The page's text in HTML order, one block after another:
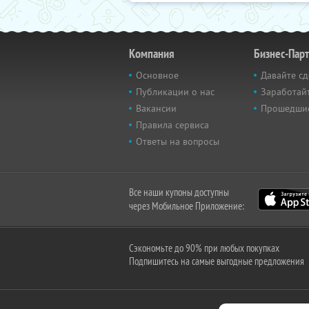
Компания
Основное
Публикации о нас
Вакансии
Правила сервиса
Ответы на вопросы
Бизнес-
Давайте
Все наши купоны доступны
через Мобильное Приложение:
Сэкономьте до 90% при любых покупках
Подпишитесь на самые выгодные предложения